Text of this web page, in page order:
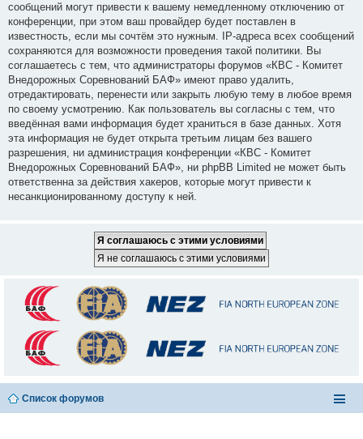
сообщений могут привести к вашему немедленному отключению от
конференции, при этом ваш провайдер будет поставлен в
известность, если мы сочтём это нужным. IP-адреса всех сообщений
сохраняются для возможности проведения такой политики. Вы
соглашаетесь с тем, что администраторы форумов «КВС - Комитет
Внедорожных Соревнований БАФ» имеют право удалить,
отредактировать, перенести или закрыть любую тему в любое время
по своему усмотрению. Как пользователь вы согласны с тем, что
введённая вами информация будет храниться в базе данных. Хотя
эта информация не будет открыта третьим лицам без вашего
разрешения, ни администрация конференции «КВС - Комитет
Внедорожных Соревнований БАФ», ни phpBB Limited не может быть
ответственна за действия хакеров, которые могут привести к
несанкционированному доступу к ней.
Список форумов